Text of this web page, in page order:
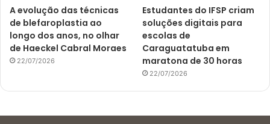
A evolução das técnicas
de blefaroplastia ao
longo dos anos, no olhar
de Haeckel Cabral Moraes
22/07/2026
Estudantes do IFSP criam
soluções digitais para
escolas de
Caraguatatuba em
maratona de 30 horas
22/07/2026